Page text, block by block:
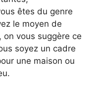
êtes du genre
le moyen de
on vous suggère ce
soyez un cadre
une maison ou